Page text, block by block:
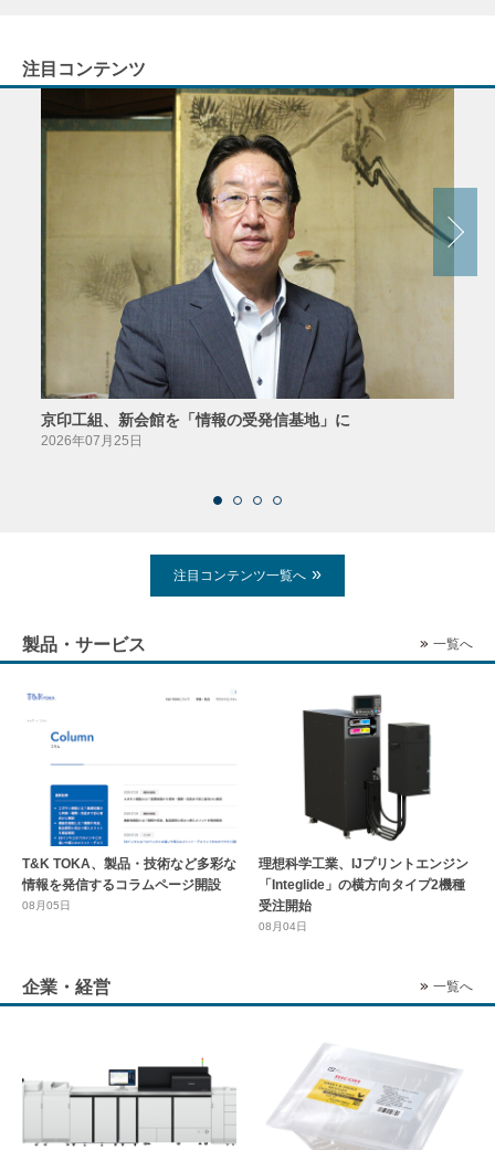
注目コンテンツ
京印工組、新会館を「情報の受発信基地」に
2026年07月25日
注目コンテンツ一覧へ
製品・サービス 一覧へ
T&K TOKA、製品・技術など多彩な
情報を発信するコラムページ開設
08月05日
理想科学工業、IJプリントエンジン
「Integlide」の横方向タイプ2機種
受注開始
08月04日
企業・経営 一覧へ